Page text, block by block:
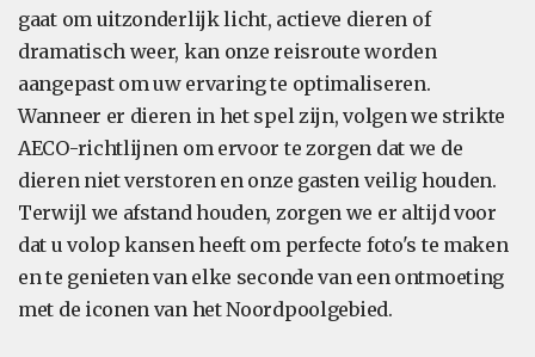
gaat om uitzonderlijk licht, actieve dieren of
dramatisch weer, kan onze reisroute worden
aangepast om uw ervaring te optimaliseren.
Wanneer er dieren in het spel zijn, volgen we strikte
AECO-richtlijnen om ervoor te zorgen dat we de
dieren niet verstoren en onze gasten veilig houden.
Terwijl we afstand houden, zorgen we er altijd voor
dat u volop kansen heeft om perfecte foto's te maken
en te genieten van elke seconde van een ontmoeting
met de iconen van het Noordpoolgebied.